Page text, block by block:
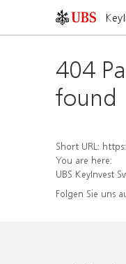
404
found
Short URL: https://
You are here:
UBS KeyInvest
Folgen Sie uns